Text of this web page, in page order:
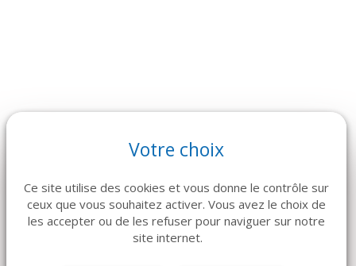
ARTICLES CONNEXES
Dans la même famille de produits, découvrez également ces
produits plébiscités par nos clients
Votre choix
Ce site utilise des cookies et vous donne le contrôle sur
ceux que vous souhaitez activer. Vous avez le choix de
les accepter ou de les refuser pour naviguer sur notre
site internet.